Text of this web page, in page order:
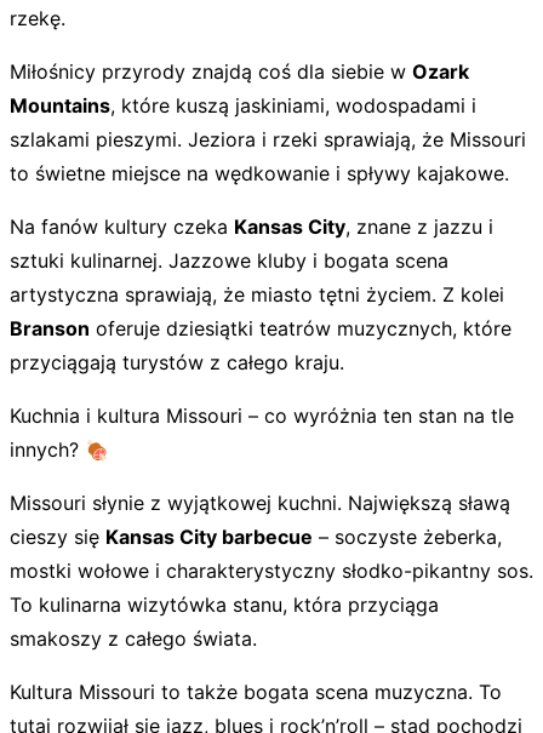
rzekę.
Miłośnicy przyrody znajdą coś dla siebie w Ozark
Mountains, które kuszą jaskiniami, wodospadami i
szlakami pieszymi. Jeziora i rzeki sprawiają, że Missouri
to świetne miejsce na wędkowanie i spływy kajakowe.
Na fanów kultury czeka Kansas City, znane z jazzu i
sztuki kulinarnej. Jazzowe kluby i bogata scena
artystyczna sprawiają, że miasto tętni życiem. Z kolei
Branson oferuje dziesiątki teatrów muzycznych, które
przyciągają turystów z całego kraju.
Kuchnia i kultura Missouri – co wyróżnia ten stan na tle
innych? 🍖
Missouri słynie z wyjątkowej kuchni. Największą sławą
cieszy się Kansas City barbecue – soczyste żeberka,
mostki wołowe i charakterystyczny słodko-pikantny sos.
To kulinarna wizytówka stanu, która przyciąga
smakoszy z całego świata.
Kultura Missouri to także bogata scena muzyczna. To
tutaj rozwijał się jazz, blues i rock’n’roll – stąd pochodzi